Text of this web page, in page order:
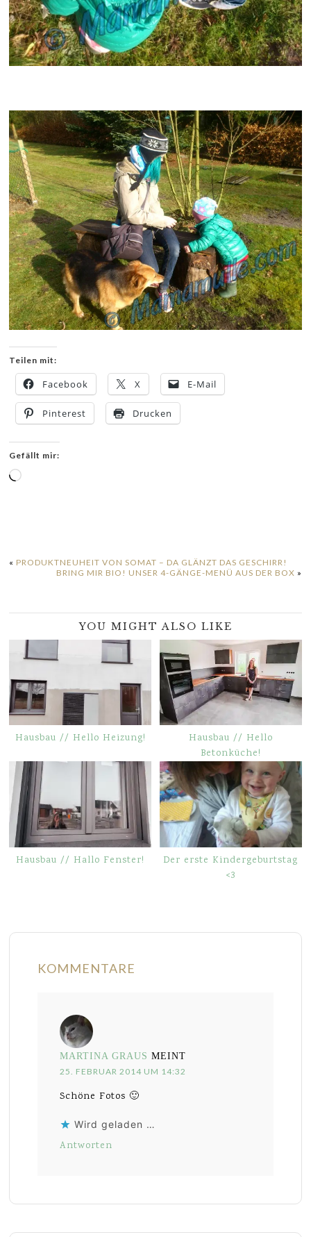
Teilen mit:
Facebook X E-Mail
Pinterest Drucken
Gefällt mir:
Wird
« PRODUKTNEUHEIT VON SOMAT – DA GLÄNZT DAS GESCHIRR!
BRING MIR BIO! UNSER 4-GÄNGE-MENÜ AUS DER BOX »
YOU MIGHT ALSO LIKE
Hausbau // Hello Heizung!
Hausbau // Hello
Betonküche!
Hausbau // Hallo Fenster!
Der erste Kindergeburtstag
<3
KOMMENTARE
MARTINA GRAUS MEINT
25. FEBRUAR 2014 UM 14:32
Schöne Fotos 🙂
Wird geladen …
Antworten